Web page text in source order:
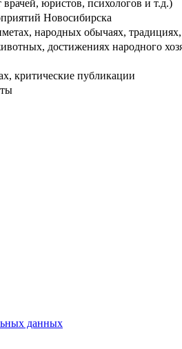
юристов, психологов и т.д.)
Новосибирска
народных обычаях,
достижениях народного
критические публикации
данных